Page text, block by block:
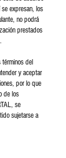
expresan, los
no podrá
prestados
del
y aceptar
por lo que
de los
se
sujetarse a